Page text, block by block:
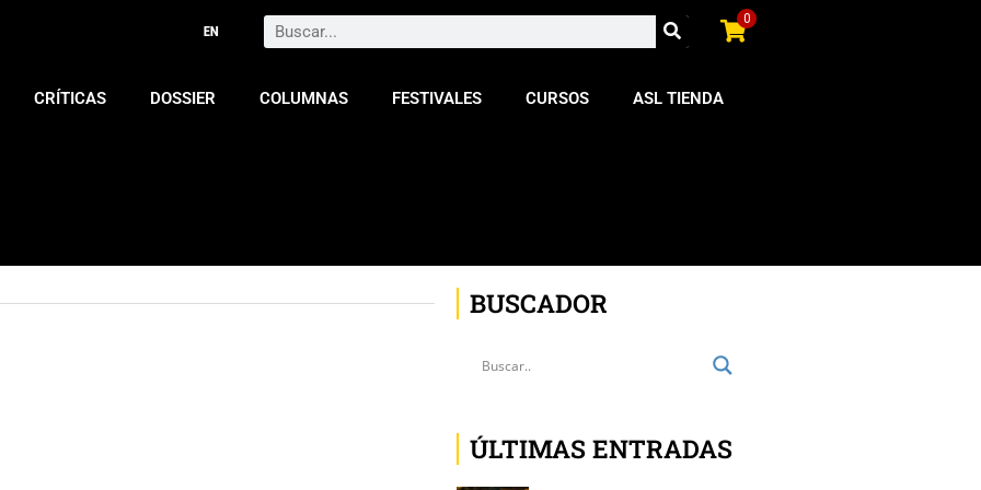
Search 0
CRÍTICAS DOSSIER COLUMNAS FESTIVALES CURSOS ASL TIENDA
BUSCADOR
ÚLTIMAS ENTRADAS